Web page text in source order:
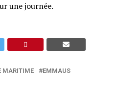
une journée.
MARITIME
EMMAUS